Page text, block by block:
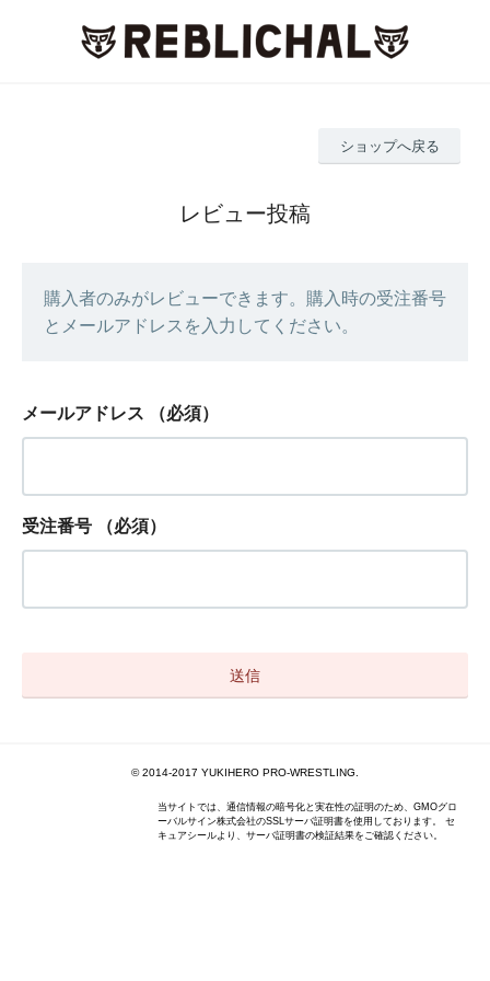
ショップへ戻る
レビュー投稿
購入者のみがレビューできます。購入時の受注番号
とメールアドレスを入力してください。
メールアドレス （必須）
受注番号 （必須）
© 2014-2017 YUKIHERO PRO-WRESTLING.
当サイトでは、通信情報の暗号化と実在性の証明のため、GMOグロ
ーバルサイン株式会社のSSLサーバ証明書を使用しております。 セ
キュアシールより、サーバ証明書の検証結果をご確認ください。